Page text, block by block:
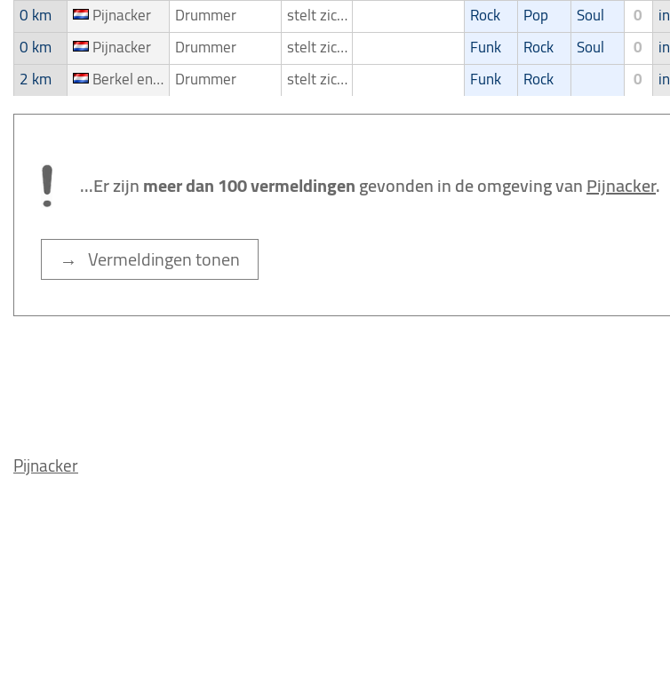
0 km Pijnacker Drummer stelt zich voor Rock Pop Soul 0
0 km Pijnacker Drummer stelt zich voor Funk Rock Soul 0
2 km Berkel en Rodenrijs Drummer stelt zich voor Funk Rock 0
...Er zijnmeer dan 100 vermeldingengevonden in de omgeving vanPijnacker.
→ Vermeldingen tonen
Pijnacker